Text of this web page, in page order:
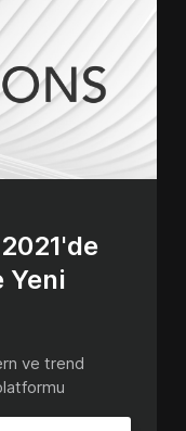
Yeni
ve trend